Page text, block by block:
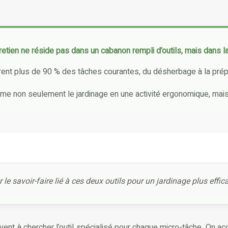
ne réside pas dans un cabanon rempli d’outils, mais
plus de 90 % des tâches courantes, du désherbage à la
non seulement le jardinage en une activité ergonomique,
le savoir-faire lié à ces deux outils pour un jardinage plus